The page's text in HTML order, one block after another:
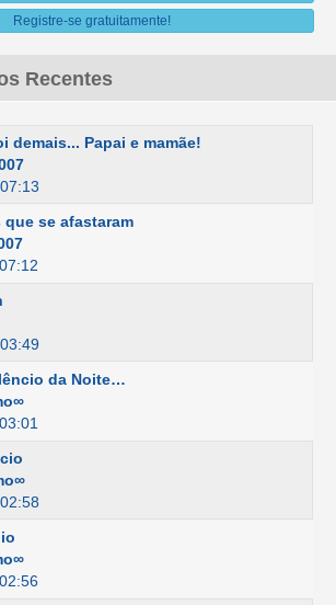
Registre-se gratuitamente!
Recentes
demais... Papai e mamãe!
que se afastaram
da Noite…